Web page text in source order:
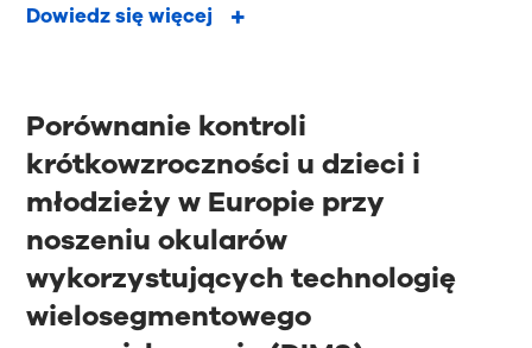
Dowiedz się więcej
Porównanie kontroli
krótkowzroczności u dzieci i
młodzieży w Europie przy
noszeniu okularów
wykorzystujących technologię
wielosegmentowego